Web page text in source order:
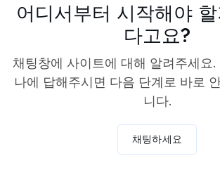
어디서부터 시작해야
다고요?
채팅창에 사이트에 대해 알려주세요
나에 답해주시면 다음 단계로 바로
니다.
채팅하세요